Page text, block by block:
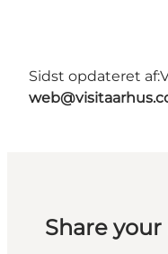
Sidst opdateret af:
Share